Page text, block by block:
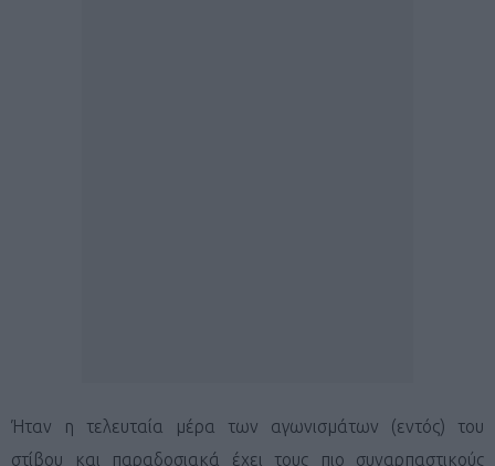
Ήταν η τελευταία μέρα των αγωνισμάτων (εντός) του
στίβου και παραδοσιακά έχει τους πιο συναρπαστικούς